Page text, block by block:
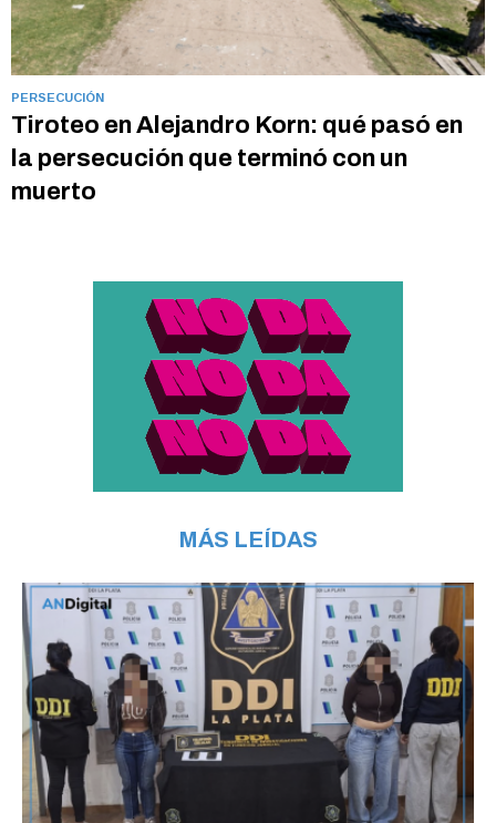
PERSECUCIÓN
Tiroteo en Alejandro Korn: qué pasó en
la persecución que terminó con un
muerto
MÁS LEÍDAS